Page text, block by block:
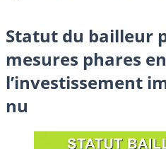
Statut du bailleur
mesures phares
l’investissement
nu